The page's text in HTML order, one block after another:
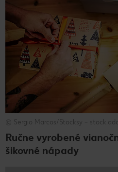
© Sergio Marcos/Stocksy –
Ručne vyrobené
šikovné nápady